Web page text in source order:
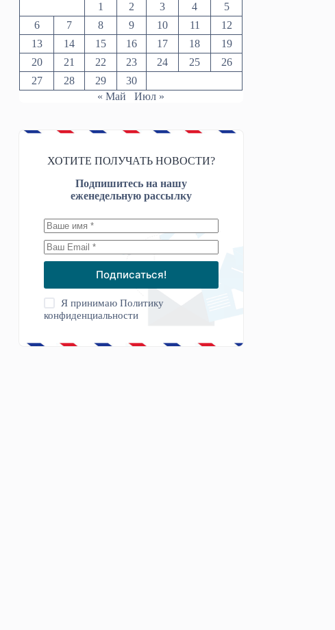
1
2 3 4
5
6
7 8 9 10 11
12
13
14 15 16 17 18
19
20
21 22 23 24 25
26
27
28 29
30
« Май
Июл »
ХОТИТЕ ПОЛУЧАТЬ НОВОСТИ?
Подпишитесь на нашу
еженедельную рассылку
Подписаться!
Я принимаюПолитику
конфиденциальности